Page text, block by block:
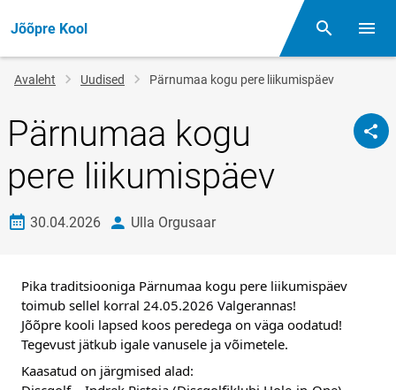
Jõõpre Kool Otsing
Jälglink
Avaleht Uudised Pärnumaa kogu pere liikumispäev
Pärnumaa kogu
pere liikumispäev
Loomise kuupäev
30.04.2026 autorUlla Orgusaar
Pika traditsiooniga Pärnumaa kogu pere liikumispäev
toimub sellel korral 24.05.2026 Valgerannas!
Jõõpre kooli lapsed koos peredega on väga oodatud!
Tegevust jätkub igale vanusele ja võimetele.
Kaasatud on järgmised alad: